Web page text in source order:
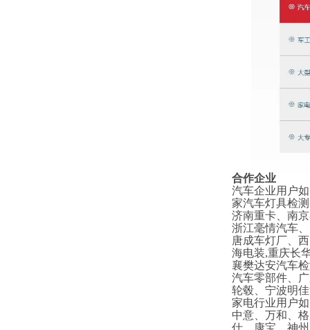
合作企业
汽车企业用户
家汽车灯具检
济南重卡、南
浙江毫情汽车
唐成车灯厂、
海电装,重庆长
襄樊达安汽车
汽车零部件、
轮毂、宁波明
家电行业用户
中意、万和、
仕，康宝，神